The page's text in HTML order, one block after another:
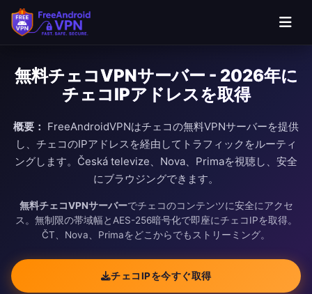
無料チェコVPNサーバー - 2026年に
チェコIPアドレスを取得
概要： FreeAndroidVPNはチェコの無料VPNサーバーを提供
し、チェコのIPアドレスを経由してトラフィックをルーティ
ングします。Česká televize、Nova、Primaを視聴し、安全
にブラウジングできます。
無料チェコVPNサーバーでチェコのコンテンツに安全にアクセ
ス。無制限の帯域幅とAES-256暗号化で即座にチェコIPを取得。
ČT、Nova、Primaをどこからでもストリーミング。
チェコIPを今すぐ取得